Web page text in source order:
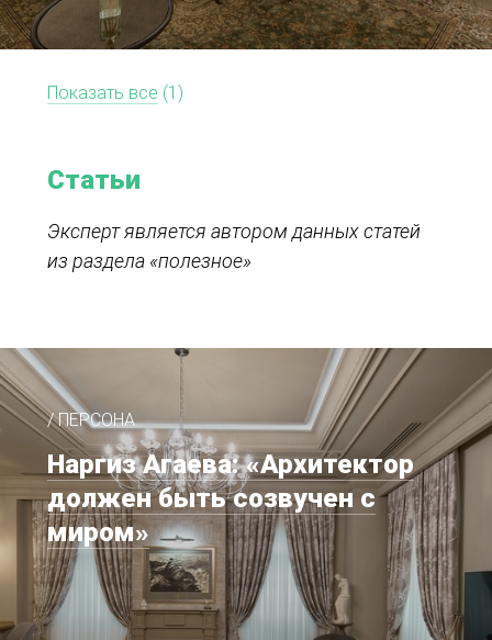
Показать все (1)
Статьи
Эксперт является автором данных статей
из раздела «полезное»
/ ПЕРСОНА
Наргиз Агаева: «Архитектор
должен быть созвучен с
миром»